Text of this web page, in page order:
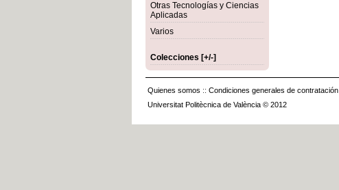
Otras Tecnologías y Ciencias
Aplicadas
Varios
Colecciones [+/-]
Quienes somos :: Condiciones generales de contratación
Universitat Politècnica de València © 2012